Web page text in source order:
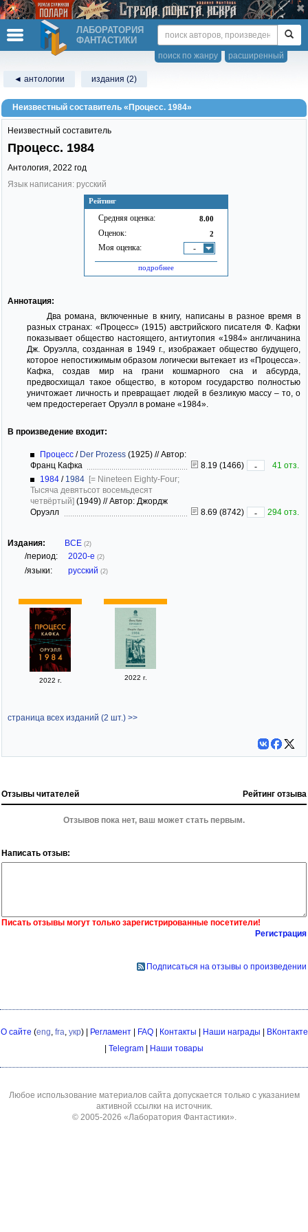
ЛАБОРАТОРИЯ
ФАНТАСТИКИ
расширенный
поиск по жанру
◄ антологии издания (2)
Неизвестный составитель «Процесс. 1984»
Рейтинг
Средняя оценка: 8.00
Оценок: 2
Моя оценка: -
подробнее
Неизвестный составитель
Процесс. 1984
Антология, 2022 год
Язык написания: русский
Аннотация:
Два романа, включенные в книгу, написаны в разное время в
разных странах: «Процесс» (1915) австрийского писателя Ф. Кафки
показывает общество настоящего, антиутопия «1984» англичанина
Дж. Оруэлла, созданная в 1949 г., изображает общество будущего,
которое непостижимым образом логически вытекает из «Процесса».
Кафка, создав мир на грани кошмарного сна и абсурда,
предвосхищал такое общество, в котором государство полностью
уничтожает личность и превращает людей в безликую массу – то, о
чем предостерегает Оруэлл в романе «1984».
В произведение входит:
Процесс / Der Prozess (1925) //Автор:
Франц Кафка
8.19 (1466) -
41 отз.
1984 / 1984 [= Nineteen Eighty-Four;
Тысяча девятьсот восемьдесят
четвёртый] (1949) //Автор: Джордж
Оруэлл
8.69 (8742) - 294 отз.
Издания: ВСЕ (2)
/период: 2020-е (2)
/языки: русский (2)
2022 г. 2022 г.
страница всех изданий (2 шт.) >>
Отзывы читателей Рейтинг отзыва
Отзывов пока нет, ваш может стать первым.
Написать отзыв:
Писать отзывы могут только зарегистрированные посетители!
Регистрация
Подписаться на отзывы о произведении
О сайте (eng fra укр) | Регламент| FAQ| Контакты | Наши награды | ВКонтакте
| Telegram | Наши товары
Любое использование материалов сайта допускается только с указанием
активной ссылки на источник.
© 2005-2026 «Лаборатория Фантастики»